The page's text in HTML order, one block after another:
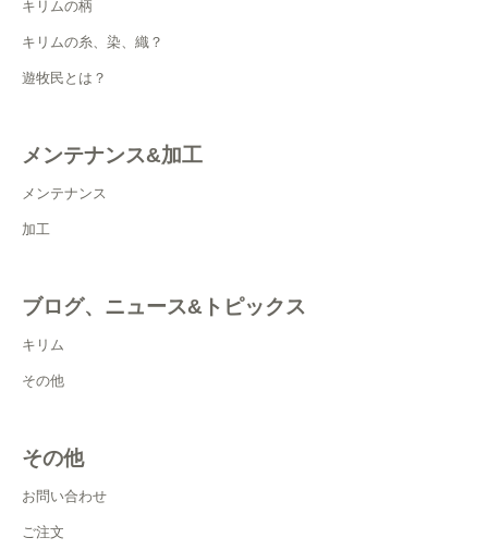
キリムの柄
キリムの糸、染、織？
遊牧民とは？
メンテナンス&加工
メンテナンス
加工
ブログ、ニュース&トピックス
キリム
その他
その他
お問い合わせ
ご注文